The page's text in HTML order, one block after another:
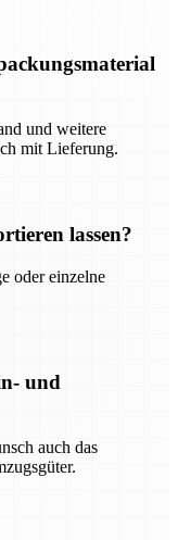
und weitere
mit Lieferung.
lassen?
oder einzelne
und
auch das